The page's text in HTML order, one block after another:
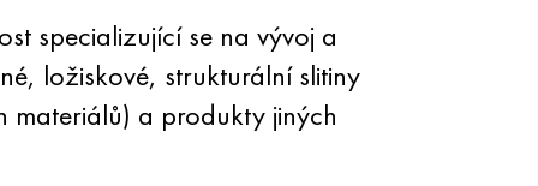
specializující se na vývoj a
ložiskové, strukturální slitiny
materiálů) a produkty jiných